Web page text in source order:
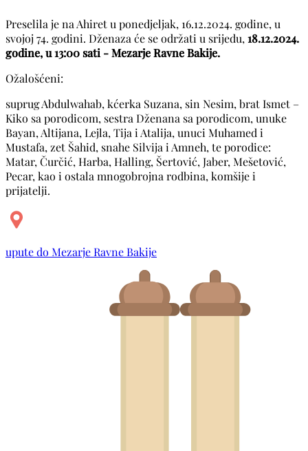
Preselila je na Ahiret u ponedjeljak, 16.12.2024. godine, u
svojoj 74. godini. Dženaza će se održati u srijedu, 18.12.2024.
godine, u 13:00 sati - Mezarje Ravne Bakije.
Ožalošćeni:
suprug Abdulwahab, kćerka Suzana, sin Nesim, brat Ismet –
Kiko sa porodicom, sestra Dženana sa porodicom, unuke
Bayan, Altijana, Lejla, Tija i Atalija, unuci Muhamed i
Mustafa, zet Šahid, snahe Silvija i Amneh, te porodice:
Matar, Čurčić, Harba, Halling, Šertović, Jaber, Mešetović,
Pecar, kao i ostala mnogobrojna rodbina, komšije i
prijatelji.
upute do Mezarje Ravne Bakije